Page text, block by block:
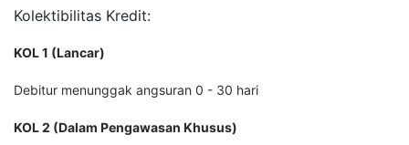
Kolektibilitas Kredit:
KOL 1 (Lancar)
Debitur menunggak angsuran 0 - 30 hari
KOL 2 (Dalam Pengawasan Khusus)